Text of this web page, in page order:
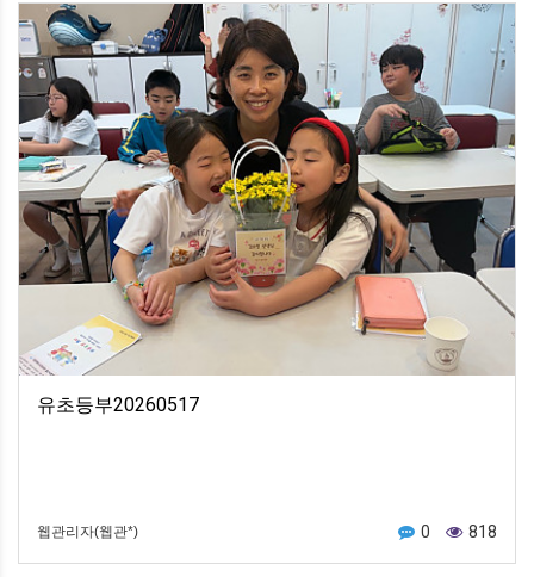
유초등부20260517
웹관리자(웹관*) 0 818